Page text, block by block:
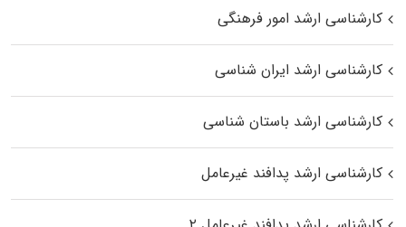
کارشناسی ارشد امور فرهنگی
کارشناسی ارشد ایران شناسی
کارشناسی ارشد باستان شناسی
کارشناسی ارشد پدافند غیرعامل